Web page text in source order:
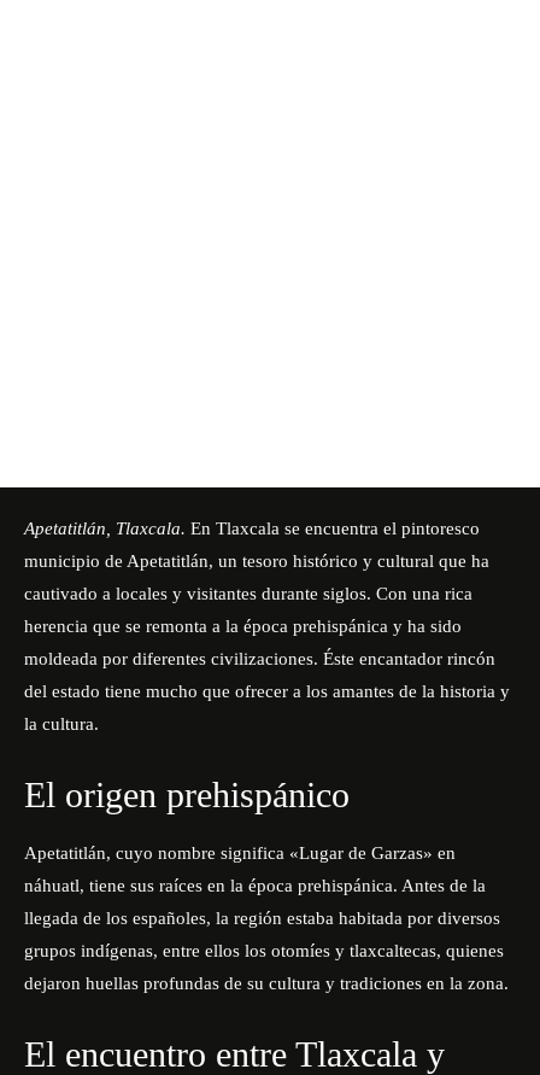
Apetatitlán, Tlaxcala. En Tlaxcala se encuentra el pintoresco
municipio de Apetatitlán, un tesoro histórico y cultural que ha
cautivado a locales y visitantes durante siglos. Con una rica
herencia que se remonta a la época prehispánica y ha sido
moldeada por diferentes civilizaciones. Éste encantador rincón
del estado tiene mucho que ofrecer a los amantes de la historia y
la cultura.
El origen prehispánico
Apetatitlán, cuyo nombre significa «Lugar de Garzas» en
náhuatl, tiene sus raíces en la época prehispánica. Antes de la
llegada de los españoles, la región estaba habitada por diversos
grupos indígenas, entre ellos los otomíes y tlaxcaltecas, quienes
dejaron huellas profundas de su cultura y tradiciones en la zona.
El encuentro entre Tlaxcala y